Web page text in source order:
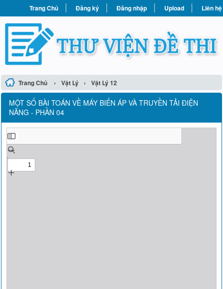
Trang Chủ Đăng ký Đăng nhập Upload Liên hệ
Trang Chủ › Vật Lý › Vật Lý 12
MỘT SỐ BÀI TOÁN VỀ MÁY BIẾN ÁP VÀ TRUYỀN TẢI ĐIỆN
NĂNG - PHẦN 04